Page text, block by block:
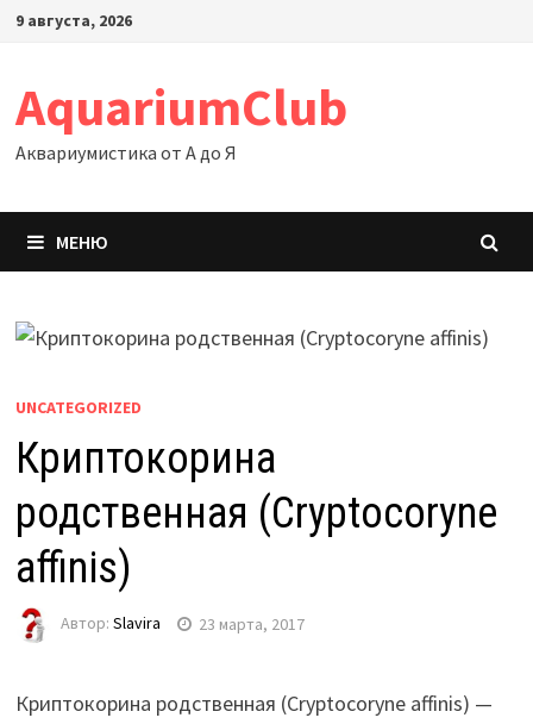
Перейти
9 августа, 2026
AquariumClub
Аквариумистика от А до Я
МЕНЮ
UNCATEGORIZED
Криптокорина
родственная (Cryptocoryne
affinis)
Автор: Slavira 23 марта, 2017
Криптокорина родственная (Cryptocoryne affinis) —